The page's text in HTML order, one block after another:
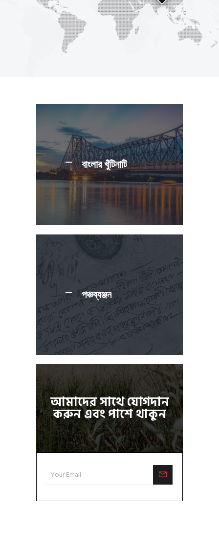
বাংলার খুঁটিনাটি
পঞ্চব্যঞ্জন
আমাদের সাথে যোগদান
করুন এবং পাশে থাকুন